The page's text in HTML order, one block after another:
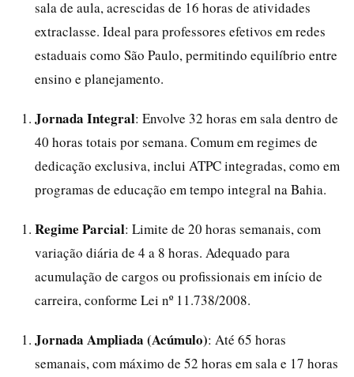
sala de aula, acrescidas de 16 horas de atividades
extraclasse. Ideal para professores efetivos em redes
estaduais como São Paulo, permitindo equilíbrio entre
ensino e planejamento.
Jornada Integral: Envolve 32 horas em sala dentro de
40 horas totais por semana. Comum em regimes de
dedicação exclusiva, inclui ATPC integradas, como em
programas de educação em tempo integral na Bahia.
Regime Parcial: Limite de 20 horas semanais, com
variação diária de 4 a 8 horas. Adequado para
acumulação de cargos ou profissionais em início de
carreira, conforme Lei nº 11.738/2008.
Jornada Ampliada (Acúmulo): Até 65 horas
semanais, com máximo de 52 horas em sala e 17 horas